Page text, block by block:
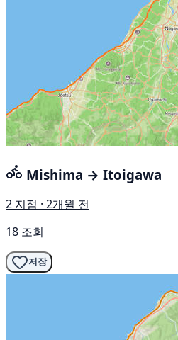
Mishima → Itoigawa
2 지점 · 2개월 전
18 조회
저장